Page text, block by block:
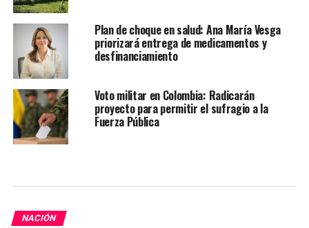
Plan de choque en salud: Ana María Vesga
priorizará entrega de medicamentos y
desfinanciamiento
Voto militar en Colombia: Radicarán
proyecto para permitir el sufragio a la
Fuerza Pública
NACIÓN